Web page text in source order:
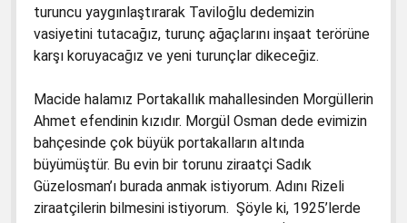
turuncu yaygınlaştırarak Taviloğlu dedemizin
vasiyetini tutacağız, turunç ağaçlarını inşaat terörüne
karşı koruyacağız ve yeni turunçlar dikeceğiz.
Macide halamız Portakallık mahallesinden Morgüllerin
Ahmet efendinin kızıdır. Morgül Osman dede evimizin
bahçesinde çok büyük portakalların altında
büyümüştür. Bu evin bir torunu ziraatçi Sadık
Güzelosman’ı burada anmak istiyorum. Adını Rizeli
ziraatçilerin bilmesini istiyorum. Şöyle ki, 1925’lerde